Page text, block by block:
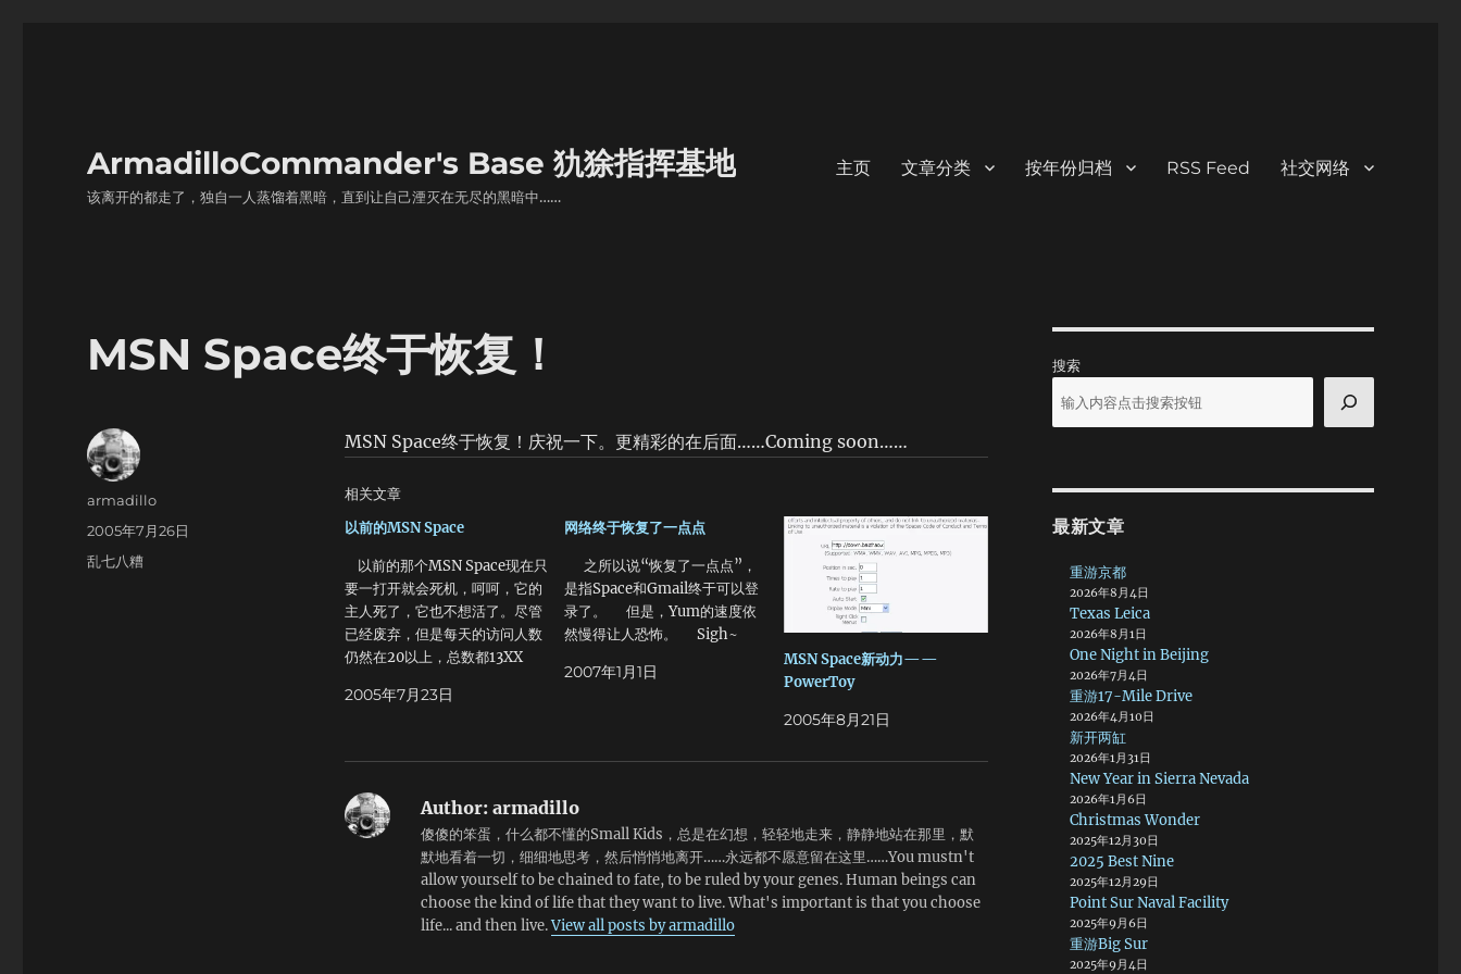
ArmadilloCommander's Base 犰狳指挥基地
该离开的都走了，独自一人蒸馏着黑暗，直到让自己湮灭在无尽的黑暗中……
主页 文章分类 按年份归档 RSS Feed 社交网络
MSN Space终于恢复！
MSN Space终于恢复！庆祝一下。更精彩的在后面……Coming soon……
相关文章
以前的MSN Space
以前的那个MSN Space现在只
要一打开就会死机，呵呵，它的
主人死了，它也不想活了。尽管
已经废弃，但是每天的访问人数
仍然在20以上，总数都13XX
终于升值了，也许以后去USA可
2005年7月23日
网络终于恢复了一点点
之所以说“恢复了一点点”，
是指Space和Gmail终于可以登
录了。 但是，Yum的速度依
然慢得让人恐怖。 Sigh~
2007年1月1日
MSN Space新动力——
PowerToy
2005年8月21日
Author:armadillo
傻傻的笨蛋，什么都不懂的Small Kids，总是在幻想，轻轻地走来，静静地站在那里，默
默地看着一切，细细地思考，然后悄悄地离开……永远都不愿意留在这里……You mustn't
allow yourself to be chained to fate, to be ruled by your genes. Human beings can
choose the kind of life that they want to live. What's important is that you choose
life... and then live.View all posts by armadillo
Author
armadillo
Posted
on
2005年7月26日
Categories
乱七八糟
搜索
最新文章
重游京都
2026年8月4日
Texas Leica
2026年8月1日
One Night in Beijing
2026年7月4日
重游17-Mile Drive
2026年4月10日
新开两缸
2026年1月31日
New Year in Sierra Nevada
2026年1月6日
Christmas Wonder
2025年12月30日
2025 Best Nine
2025年12月29日
Point Sur Naval Facility
2025年9月6日
重游Big Sur
2025年9月4日